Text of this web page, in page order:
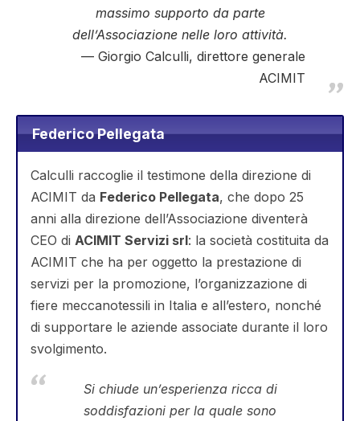
massimo supporto da parte
dell’Associazione nelle loro attività.
Giorgio Calculli, direttore generale
ACIMIT
Federico Pellegata
Calculli raccoglie il testimone della direzione di
ACIMIT da Federico Pellegata, che dopo 25
anni alla direzione dell’Associazione diventerà
CEO di ACIMIT Servizi srl: la società costituita da
ACIMIT che ha per oggetto la prestazione di
servizi per la promozione, l’organizzazione di
fiere meccanotessili in Italia e all’estero, nonché
di supportare le aziende associate durante il loro
svolgimento.
Si chiude un’esperienza ricca di
soddisfazioni per la quale sono